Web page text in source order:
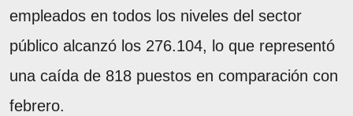
empleados en todos los niveles del sector
público alcanzó los 276.104, lo que representó
una caída de 818 puestos en comparación con
febrero.